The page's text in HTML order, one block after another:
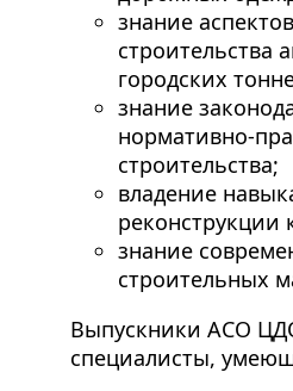
знание
строительства
городских
знание
нормативно-
строительства;
владение
реконструкции
знание
строительных
Выпускники АСО
специалисты,